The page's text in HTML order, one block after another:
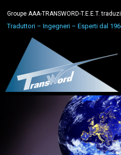
Groupe AAA-TRANSWORD-T.E.E.T.
Traduttori – Ingegneri – Esperti dal